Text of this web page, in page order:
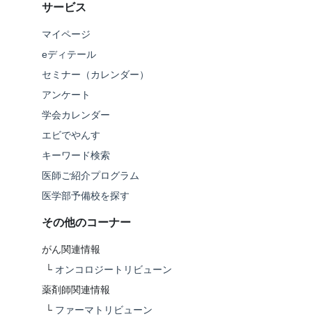
サービス
マイページ
eディテール
セミナー（カレンダー）
アンケート
学会カレンダー
エビでやんす
キーワード検索
医師ご紹介プログラム
医学部予備校を探す
その他のコーナー
がん関連情報
└ オンコロジートリビューン
薬剤師関連情報
└ ファーマトリビューン